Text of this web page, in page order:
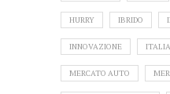
HURRY IBRIDO
INNOVAZIONE ITALIA
MERCATO AUTO